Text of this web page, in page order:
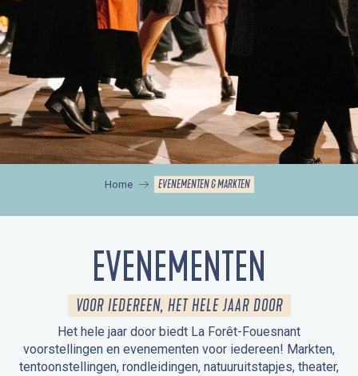
Home EVENEMENTEN & MARKTEN
EVENEMENTEN
VOOR IEDEREEN, HET HELE JAAR DOOR
Het hele jaar door biedt La Forêt-Fouesnant
voorstellingen en evenementen voor iedereen! Markten,
tentoonstellingen, rondleidingen, natuuruitstapjes, theater,